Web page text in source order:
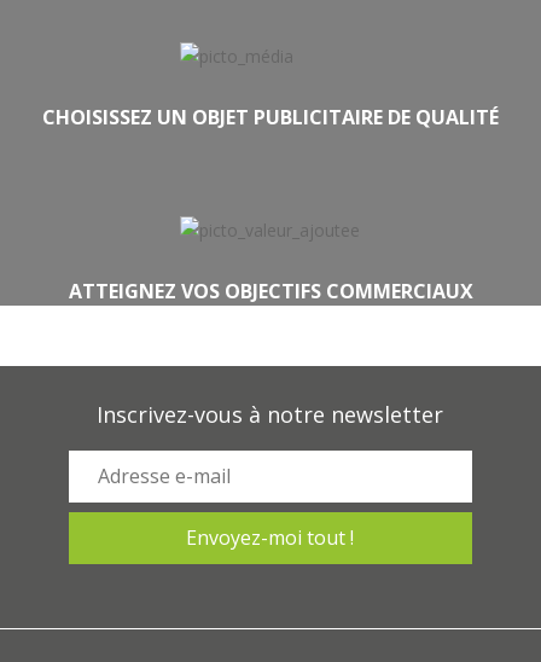
CHOISISSEZ UN OBJET PUBLICITAIRE DE QUALITÉ
ATTEIGNEZ VOS OBJECTIFS COMMERCIAUX
Inscrivez-vous à notre newsletter